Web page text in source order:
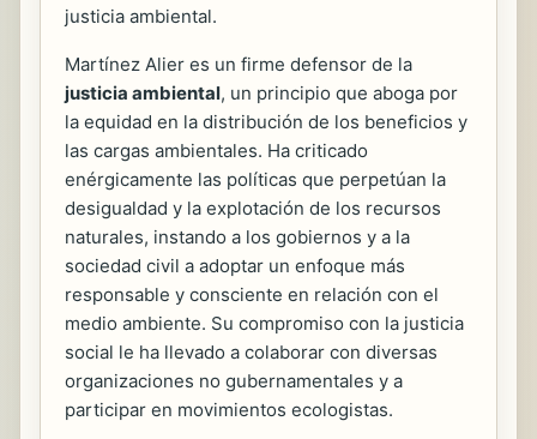
justicia ambiental.
Martínez Alier es un firme defensor de la
justicia ambiental, un principio que aboga por
la equidad en la distribución de los beneficios y
las cargas ambientales. Ha criticado
enérgicamente las políticas que perpetúan la
desigualdad y la explotación de los recursos
naturales, instando a los gobiernos y a la
sociedad civil a adoptar un enfoque más
responsable y consciente en relación con el
medio ambiente. Su compromiso con la justicia
social le ha llevado a colaborar con diversas
organizaciones no gubernamentales y a
participar en movimientos ecologistas.